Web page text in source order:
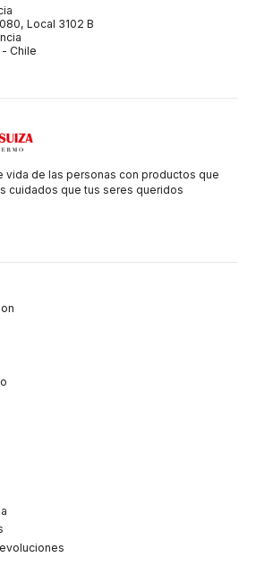
Local 3102 B
Chile
vida de las personas con productos que
cuidados que tus seres queridos